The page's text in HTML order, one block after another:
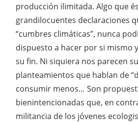
producción ilimitada. Algo que
grandilocuentes declaraciones
“cumbres climáticas”, nunca
dispuesto a hacer por si mismo
su fin. Ni siquiera nos parecen
planteamientos que hablan de
consumir menos… Son
bienintencionadas que, en
militancia de los jóvenes